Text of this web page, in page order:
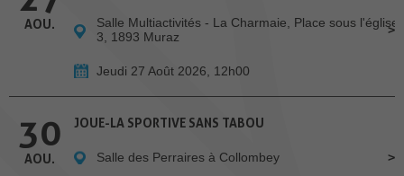
AOU.
Salle Multiactivités - La Charmaie, Place sous l'église
3, 1893 Muraz
Jeudi 27 Août 2026, 12h00
30
AOU.
JOUE-LA SPORTIVE SANS TABOU
Salle des Perraires à Collombey